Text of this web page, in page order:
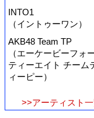
INTO1
（イントゥーワン）
AKB48 Team TP
（エーケービーフォ
ティーエイト チーム
ィーピー）
>>アーティスト